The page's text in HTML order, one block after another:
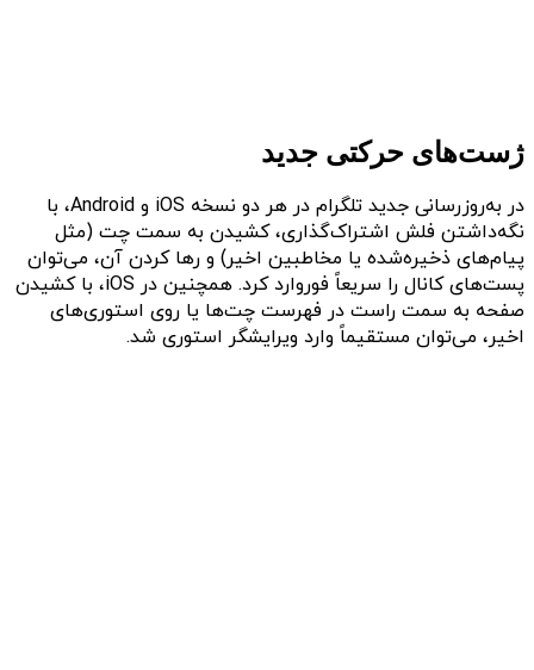
ژست‌های حرکتی جدید
در به‌روزرسانی جدید تلگرام در هر دو نسخه iOS و Android، با
نگه‌داشتن فلش اشتراک‌گذاری، کشیدن به سمت چت (مثل
پیام‌های ذخیره‌شده یا مخاطبین اخیر) و رها کردن آن، می‌توان
پست‌های کانال را سریعاً فوروارد کرد. همچنین در iOS، با کشیدن
صفحه به سمت راست در فهرست چت‌ها یا روی استوری‌های
اخیر، می‌توان مستقیماً وارد ویرایشگر استوری شد.